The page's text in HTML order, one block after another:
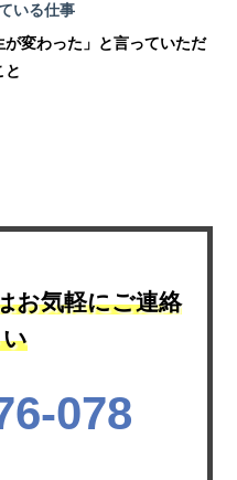
いる仕事
変わった」と言っていただ
と
お気軽にご連絡
078